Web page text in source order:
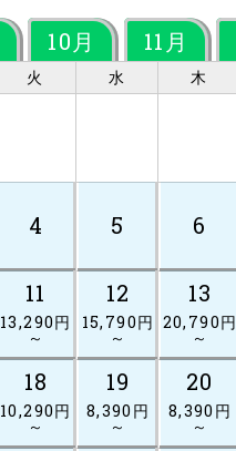
10月 11月
火 水 木
4 5 6
11
13,290円
～
12
15,790円
～
13
20,790円
～
18
10,290円
～
19
8,390円
～
20
8,390円
～